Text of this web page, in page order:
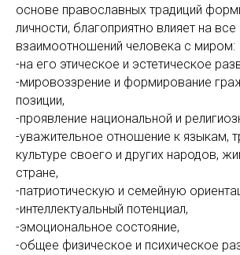
основе православных традиций
личности, благоприятно влияет на
взаимоотношений человека с миром:
-на его этическое и эстетическое
-мировоззрение и формирование
позиции,
-проявление национальной и
-уважительное отношение к языкам,
культуре своего и других народов,
стране,
-патриотическую и семейную
-интеллектуальный потенциал,
-эмоциональное состояние,
-общее физическое и психическое